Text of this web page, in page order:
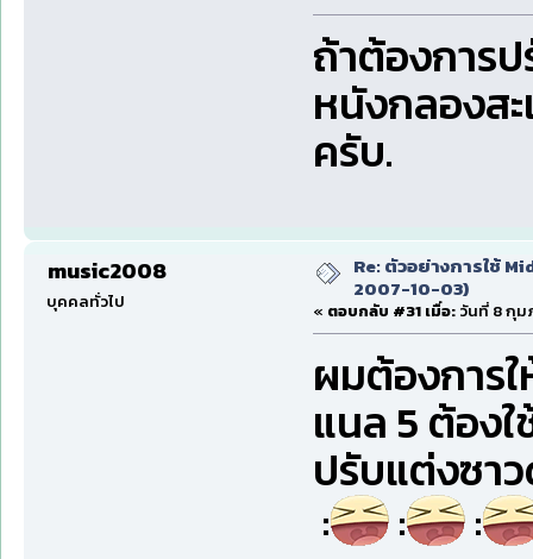
ถ้าต้องการ
หนังกลองสะ
ครับ.
music2008
บุคคลทั่วไป
Re: ตัวอย่างการใช้
2007-10-03)
« ตอบกลับ #31 เมื่อ: วันที่ 8 กุม
ผมต้องการ
แนล 5 ต้องใ
ปรับแต่งซา
:
: :